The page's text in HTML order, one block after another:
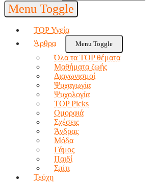
Menu Toggle
TOP Υγεία
Άρθρα
Menu Toggle
Όλα τα TOP θέματα
Μαθήματα ζωής
Διαγωνισμοί
Ψυχαγωγία
Ψυχολογία
TOP Picks
Ομορφιά
Σχέσεις
Άνδρας
Μόδα
Γάμος
Παιδί
Σπίτι
Τεύχη